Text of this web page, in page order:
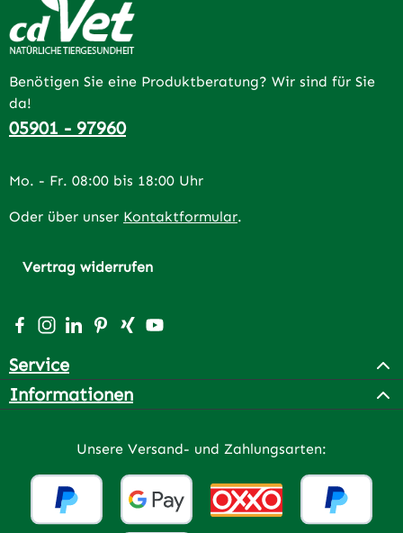
Benötigen Sie eine Produktberatung? Wir sind für Sie
da!
05901 - 97960
Mo. - Fr. 08:00 bis 18:00 Uhr
Oder über unser Kontaktformular.
Vertrag widerrufen
Besuche uns auf Facebook – öffnet in neuem Tab
Schau auf Instagram vorbei – öffnet in neuem Tab
Vernetze dich mit uns auf LinkedIn – öffnet in
Lass dich auf Pinterest inspirieren – öffnet
Vernetze dich mit uns auf Xing – öffnet
Sieh dir unsere Videos auf YouTube
Service
Informationen
Unsere Versand- und Zahlungsarten: